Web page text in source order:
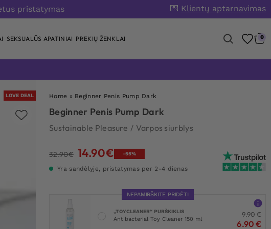
pristatymas 💌 Klientų aptarnavimas
SEKSUALŪS APATINIAI PREKIŲ ŽENKLAI 0
LOVE DEAL Home » Beginner Penis Pump Dark
Beginner Penis Pump Dark
Sustainable Pleasure / Varpos siurblys
32.90€ Original
was:
14.90€Current
-55%
Yra sandėlyje, pristatymas per 2-4 dienas
NEPAMIRŠKITE PRIDĖTI
„TOYCLEANER“ PURŠKIKLIS
Antibacterial Toy Cleaner 150 ml
9.90€
6.90 €